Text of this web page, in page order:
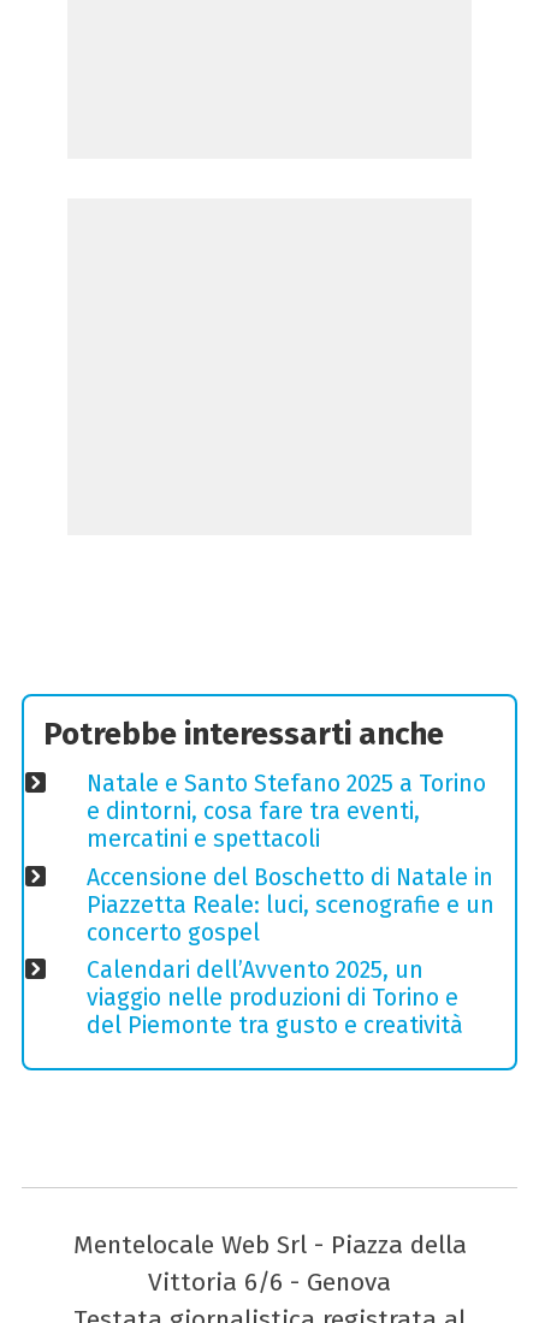
Potrebbe interessarti anche
Natale e Santo Stefano 2025 a Torino
e dintorni, cosa fare tra eventi,
mercatini e spettacoli
Accensione del Boschetto di Natale in
Piazzetta Reale: luci, scenografie e un
concerto gospel
Calendari dell’Avvento 2025, un
viaggio nelle produzioni di Torino e
del Piemonte tra gusto e creatività
Mentelocale Web Srl - Piazza della
Vittoria 6/6 - Genova